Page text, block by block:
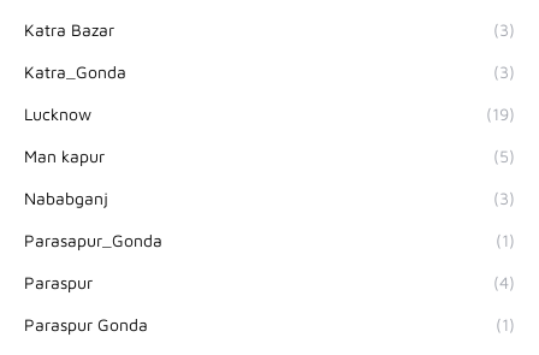
Katra Bazar (3)
Katra_Gonda (3)
Lucknow (19)
Man kapur (5)
Nababganj (3)
Parasapur_Gonda (1)
Paraspur (4)
Paraspur Gonda (1)